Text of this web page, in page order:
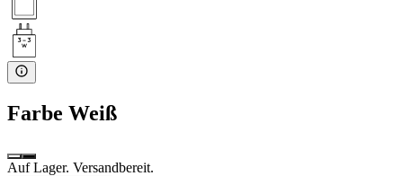
Farbe Weiß
Auf Lager. Versandbereit.